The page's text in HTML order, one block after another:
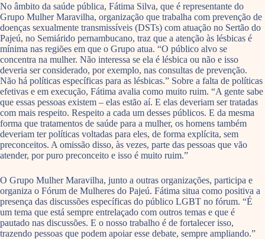
No âmbito da saúde pública, Fátima Silva, que é representante do
Grupo Mulher Maravilha, organização que trabalha com prevenção de
doenças sexualmente transmissíveis (DSTs) com atuação no Sertão do
Pajeú, no Semiárido pernambucano, traz que a atenção às lésbicas é
mínima nas regiões em que o Grupo atua. “O público alvo se
concentra na mulher. Não interessa se ela é lésbica ou não e isso
deveria ser considerado, por exemplo, nas consultas de prevenção.
Não há políticas específicas para as lésbicas.” Sobre a falta de políticas
efetivas e em execução, Fátima avalia como muito ruim. “A gente sabe
que essas pessoas existem – elas estão aí. E elas deveriam ser tratadas
com mais respeito. Respeito a cada um desses públicos. E da mesma
forma que tratamentos de saúde para a mulher, os homens também
deveriam ter políticas voltadas para eles, de forma explícita, sem
preconceitos. A omissão disso, às vezes, parte das pessoas que vão
atender, por puro preconceito e isso é muito ruim.”
O Grupo Mulher Maravilha, junto a outras organizações, participa e
organiza o Fórum de Mulheres do Pajeú. Fátima situa como positiva a
presença das discussões específicas do público LGBT no fórum. “É
um tema que está sempre entrelaçado com outros temas e que é
pautado nas discussões. E o nosso trabalho é de fortalecer isso,
trazendo pessoas que podem apoiar esse debate, sempre ampliando.”